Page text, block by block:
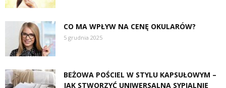
CO MA WPŁYW NA CENĘ OKULARÓW?
5 grudnia 2025
BEŻOWA POŚCIEL W STYLU KAPSUŁOWYM –
JAK STWORZYĆ UNIWERSALNĄ SYPIALNIĘ